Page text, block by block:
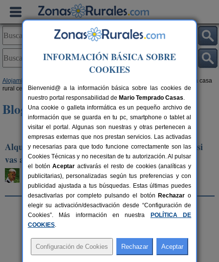
Alojamientos
> Alquilar una casa
rural cerca de la nieve: consejos si vas a esquiar por primera vez
Blog de Turismo Rural
«Anterior artículo|Siguiente artículo»
Alquilar una casa rural cerca de la nieve: consejos si
vas a esquiar por primera vez
Sergio Delgado
Domingo, 11 de enero de 2026
INFORMACIÓN BÁSICA SOBRE
COOKIES
Bienvenid@ a la información básica sobre las cookies de
nuestro portal responsabilidad de Mario Temprado Casas.
Una cookie o galleta informática es un pequeño archivo de
información que se guarda en tu pc, smartphone o tablet al
visitar el portal. Algunas son nuestras y otras pertenecen a
empresas externas que nos prestan servicios. Las activadas
y necesarias para que todo funcione correctamente son las
Cookies Técnicas y no necesitan de tu autorización. Al pulsar
el botónAceptar activarás el resto de cookies (analíticas y
publicitarias), personalizadas según tus preferencias y con
publicidad ajustada a tus búsquedas. Estas últimas puedes
desactivarlas por completo pulsando el botón Rechazar o
elegir su activación/desactivación desde “Configuración de
Cookies”. Más información en nuestra
POLÍTICA DE
COOKIES.